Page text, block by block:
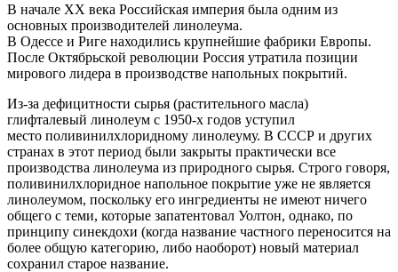
В начале XX века Российская империя была одним из
основных производителей линолеума.
В Одессе и Риге находились крупнейшие фабрики Европы.
После Октябрьской революции Россия утратила позиции
мирового лидера в производстве напольных покрытий.
Из-за дефицитности сырья (растительного масла)
глифталевый линолеум с 1950-х годов уступил
место поливинилхлоридному линолеуму. В СССР и других
странах в этот период были закрыты практически все
производства линолеума из природного сырья. Строго говоря,
поливинилхлоридное напольное покрытие уже не является
линолеумом, поскольку его ингредиенты не имеют ничего
общего с теми, которые запатентовал Уолтон, однако, по
принципу синекдохи (когда название частного переносится на
более общую категорию, либо наоборот) новый материал
сохранил старое название.